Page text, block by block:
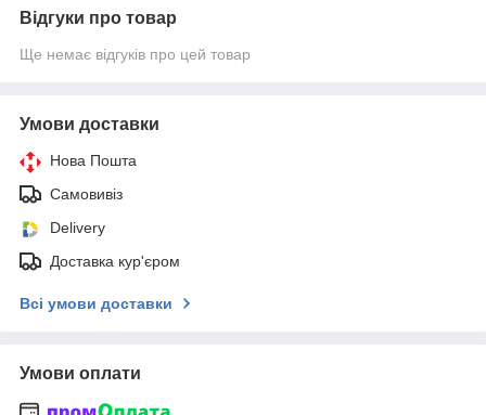
Відгуки про товар
Ще немає відгуків про цей товар
Умови доставки
Нова Пошта
Самовивіз
Delivery
Доставка кур'єром
Всі умови доставки
Умови оплати